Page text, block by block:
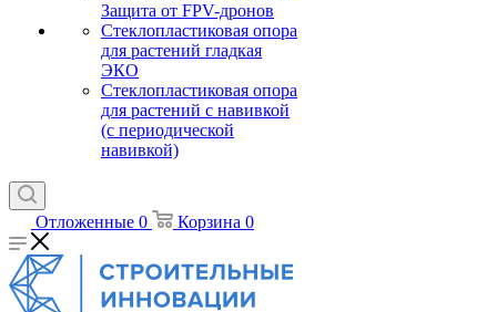
Защита от FPV-дронов
Стеклопластиковая опора
для растений гладкая
ЭКО
Стеклопластиковая опора
для растений с навивкой
(с периодической
навивкой)
Отложенные 0 Корзина 0